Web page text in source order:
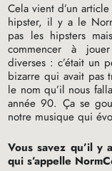
Cela vient d’un
hipster, il y a le
pas les hipsters
commencer à
diverses : c’était un
bizarre qui avait pas
le nom qu’il nous
année 90. Ça se
notre musique qui
Vous savez qu’il y
qui s’appelle